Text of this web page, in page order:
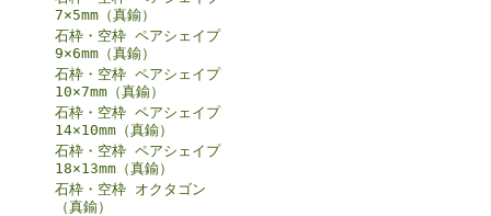
7×5mm（真鍮）
石枠・空枠 ペアシェイプ
9×6mm（真鍮）
石枠・空枠 ペアシェイプ
10×7mm（真鍮）
石枠・空枠 ペアシェイプ
14×10mm（真鍮）
石枠・空枠 ペアシェイプ
18×13mm（真鍮）
石枠・空枠 オクタゴン
（真鍮）